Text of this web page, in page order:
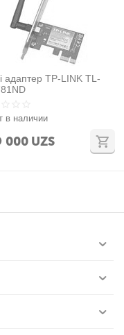
адаптер TP-LINK TL-
в наличии
000 UZS